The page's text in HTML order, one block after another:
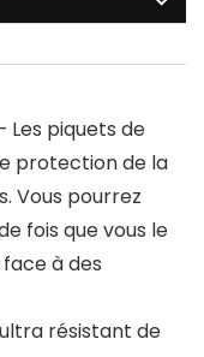
piquets de
protection de la
Vous pourrez
fois que vous le
à des
résistant de